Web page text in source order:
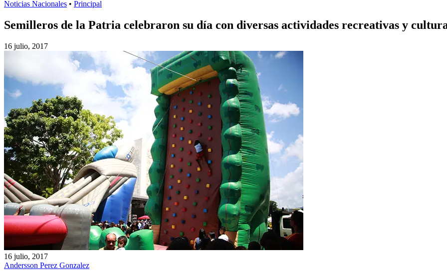
Noticias Nacionales • Principal
Semilleros de la Patria celebraron su día con diversas actividades recreativas y
16 julio, 2017
16 julio, 2017
Andersson Perez Gonzalez